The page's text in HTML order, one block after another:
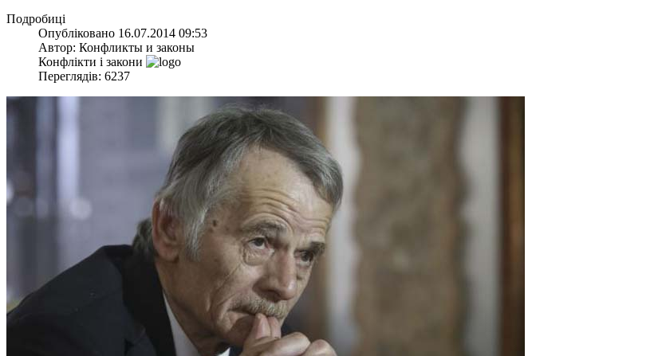
Подробиці
Опубліковано 16.07.2014 09:53
Автор: Конфликты и законы
Конфлікти і закони
Переглядів: 6237